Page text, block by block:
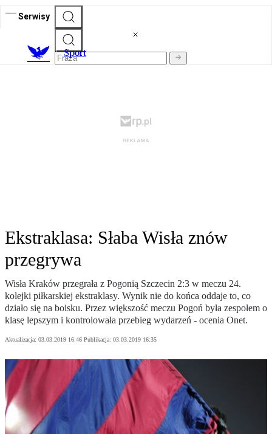
Serwisy
Sport
Ekstraklasa: Słaba Wisła znów
przegrywa
Wisła Kraków przegrała z Pogonią Szczecin 2:3 w meczu 24.
kolejki piłkarskiej ekstraklasy. Wynik nie do końca oddaje to, co
działo się na boisku. Przez większość meczu Pogoń była zespołem o
klasę lepszym i kontrolowała przebieg wydarzeń - ocenia Onet.
Aktualizacja: 03.03.2019 16:46 Publikacja: 03.03.2019 16:35